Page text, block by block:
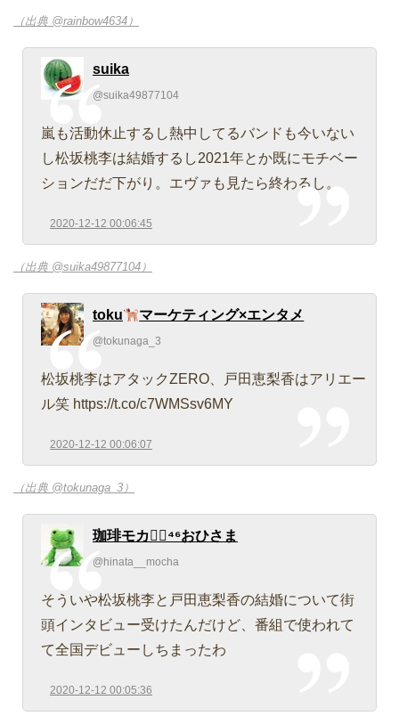
（出典 @rainbow4634）
suika
@suika49877104
嵐も活動休止するし熱中してるバンドも今いない
し松坂桃李は結婚するし2021年とか既にモチベー
ションだだ下がり。エヴァも見たら終わるし。
2020-12-12 00:06:45
（出典 @suika49877104）
toku マーケティング×エンタメ
@tokunaga_3
松坂桃李はアタックZERO、戸田恵梨香はアリエー
ル笑 https://t.co/c7WMSsv6MY
2020-12-12 00:06:07
（出典 @tokunaga_3）
珈琲モカ◢͟￨⁴⁶おひさま
@hinata__mocha
そういや松坂桃李と戸田恵梨香の結婚について街
頭インタビュー受けたんだけど、番組で使われて
て全国デビューしちまったわ
2020-12-12 00:05:36